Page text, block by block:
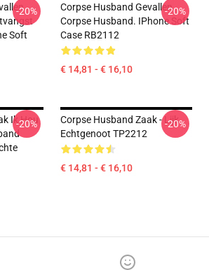
Soft
-20%
Corpse Husband Gevallen
Corpse Husband. IPhone Soft
Case RB2112
€ 14,81 - € 16,10
-20%
Ik Hou
-20%
Corpse Husband Zaak - Lijk
Echtgenoot TP2212
€ 14,81 - € 16,10
-20%